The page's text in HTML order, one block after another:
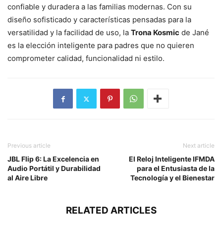
confiable y duradera a las familias modernas. Con su
diseño sofisticado y características pensadas para la
versatilidad y la facilidad de uso, la Trona Kosmic de Jané
es la elección inteligente para padres que no quieren
comprometer calidad, funcionalidad ni estilo.
Previous article
JBL Flip 6: La Excelencia en
Audio Portátil y Durabilidad
al Aire Libre
Next article
El Reloj Inteligente IFMDA
para el Entusiasta de la
Tecnología y el Bienestar
RELATED ARTICLES